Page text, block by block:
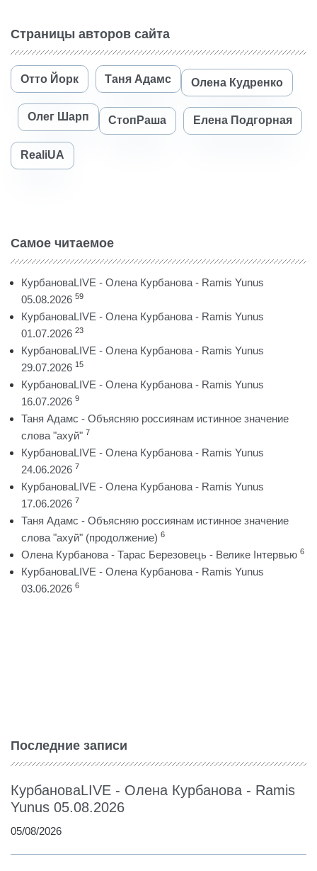
Страницы авторов сайта
Отто Йорк Таня Адамс Олена Кудренко
Олег Шарп СтопРаша Елена Подгорная
RealiUA
Самое читаемое
КурбановаLIVE - Олена Курбанова - Ramis Yunus
05.08.2026 59
КурбановаLIVE - Олена Курбанова - Ramis Yunus
01.07.2026 23
КурбановаLIVE - Олена Курбанова - Ramis Yunus
29.07.2026 15
КурбановаLIVE - Олена Курбанова - Ramis Yunus
16.07.2026 9
Таня Адамс - Объясняю россиянам истинное значение
слова "ахуй" 7
КурбановаLIVE - Олена Курбанова - Ramis Yunus
24.06.2026 7
КурбановаLIVE - Олена Курбанова - Ramis Yunus
17.06.2026 7
Таня Адамс - Объясняю россиянам истинное значение
слова "ахуй" (продолжение) 6
Олена Курбанова - Тарас Березовець - Велике Інтервью 6
КурбановаLIVE - Олена Курбанова - Ramis Yunus
03.06.2026 6
Последние записи
КурбановаLIVE - Олена Курбанова - Ramis
Yunus 05.08.2026
05/08/2026